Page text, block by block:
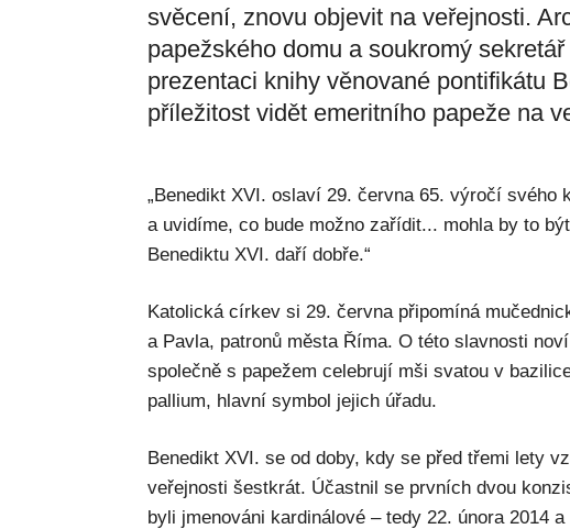
svěcení, znovu objevit na veřejnosti.
papežského domu a soukromý
prezentaci knihy věnované pontifikátu
příležitost vidět emeritního papeže na
„Benedikt XVI. oslaví 29. června 65. výročí svého
a uvidíme, co bude možno zařídit... mohla by to
Benediktu XVI. daří dobře.“
Katolická církev si 29. června připomíná
a Pavla, patronů města Říma. O této slavnosti
společně s papežem celebrují mši svatou v
pallium, hlavní symbol jejich úřadu.
Benedikt XVI. se od doby, kdy se před třemi lety
veřejnosti šestkrát. Účastnil se prvních dvou
byli jmenováni kardinálové – tedy 22. února 2014